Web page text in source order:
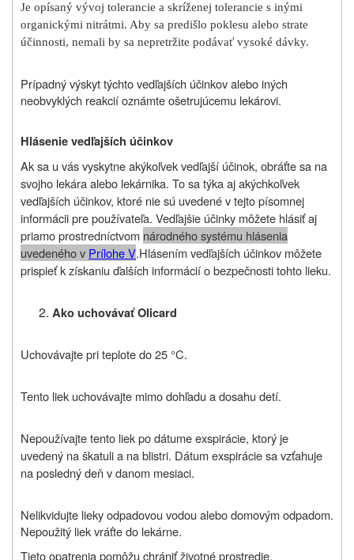
Je opísaný vývoj tolerancie a skríženej tolerancie s inými
organickými nitrátmi. Aby sa predišlo poklesu alebo strate
účinnosti, nemali by sa nepretržite podávať vysoké dávky.
Prípadný výskyt týchto vedľajších účinkov alebo iných
neobvyklých reakcií oznámte ošetrujúcemu lekárovi.
Hlásenie vedľajších účinkov
Ak sa u vás vyskytne akýkoľvek vedľajší účinok, obráťte sa na
svojho lekára alebo lekárnika. To sa týka aj akýchkoľvek
vedľajších účinkov, ktoré nie sú uvedené v tejto písomnej
informácii pre používateľa. Vedľajšie účinky môžete hlásiť aj
priamo prostredníctvom národného systému hlásenia
uvedeného v Prílohe V.Hlásením vedľajších účinkov môžete
prispieť k získaniu ďalších informácií o bezpečnosti tohto lieku.
Ako uchovávaťOlicard
Uchovávajte pri teplote do 25 °C.
Tento liek uchovávajte mimo dohľadu a dosahu detí.
Nepoužívajtetento liekpo dátume exspirácie, ktorý je
uvedený na škatuli a na blistri. Dátum exspirácie sa vzťahuje
na posledný deň v danom mesiaci.
Nelikvidujte lieky odpadovou vodou alebo domovým odpadom.
Nepoužitý liek vráťte do lekárne.
Tieto opatrenia pomôžu chrániť životné prostredie.